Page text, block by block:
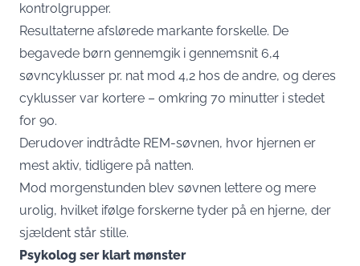
kontrolgrupper.
Resultaterne afslørede markante forskelle. De
begavede børn gennemgik i gennemsnit 6,4
søvncyklusser pr. nat mod 4,2 hos de andre, og deres
cyklusser var kortere – omkring 70 minutter i stedet
for 90.
Derudover indtrådte REM-søvnen, hvor hjernen er
mest aktiv, tidligere på natten.
Mod morgenstunden blev søvnen lettere og mere
urolig, hvilket ifølge forskerne tyder på en hjerne, der
sjældent står stille.
Psykolog ser klart mønster